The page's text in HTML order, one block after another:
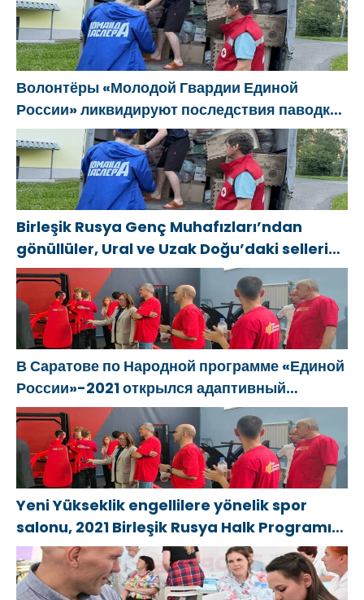
basitleştirme kararını destekliyor
Волонтёры «Молодой Гвардии Единой
России» ликвидируют последствия паводков
на Урале и Дальнем Востоке
Birleşik Rusya Genç Muhafızları’ndan
gönüllüler, Ural ve Uzak Doğu’daki sellerin
sonuçlarını ortadan kaldırmaya yardımcı
oluyor
В Саратове по Народной программе «Единой
России»-2021 открылся адаптивный
спортзал «Новая высота»
Yeni Yükseklik engellilere yönelik spor
salonu, 2021 Birleşik Rusya Halk Programı
kapsamında Saratov’da açıldı